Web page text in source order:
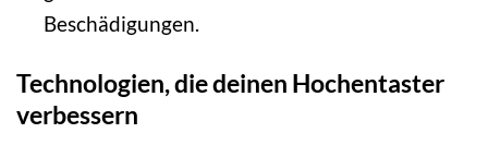
Beschädigungen.
Technologien, die deinen Hochentaster
verbessern